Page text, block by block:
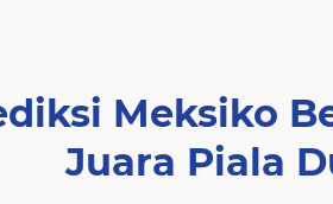
Meksiko
Juara Piala